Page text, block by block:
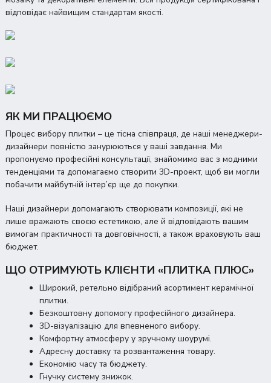
відповідає найвищим стандартам якості.
ЯК МИ ПРАЦЮЄМО
Процес вибору плитки – це тісна співпраця, де наші менеджери-
дизайнери повністю занурюються у ваші завдання. Ми
пропонуємо професійні консультації, знайомимо вас з модними
тенденціями та допомагаємо створити 3D-проект, щоб ви могли
побачити майбутній інтер’єр ще до покупки.
Наші дизайнери допомагають створювати композиції, які не
лише вражають своєю естетикою, але й відповідають вашим
вимогам практичності та довговічності, а також враховують ваш
бюджет.
ЩО ОТРИМУЮТЬ КЛІЄНТИ «ПЛИТКА ПЛЮС»
Широкий, ретельно відібраний асортимент керамічної
плитки.
Безкоштовну допомогу професійного дизайнера.
3D-візуалізацію для впевненого вибору.
Комфортну атмосферу у зручному шоурумі.
Адресну доставку та розвантаження товару.
Економію часу та бюджету.
Гнучку систему знижок.